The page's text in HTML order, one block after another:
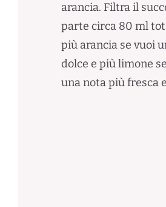
arancia. Filtra il
parte circa 80 ml
più arancia se vuoi
dolce e più limone
una nota più fresca